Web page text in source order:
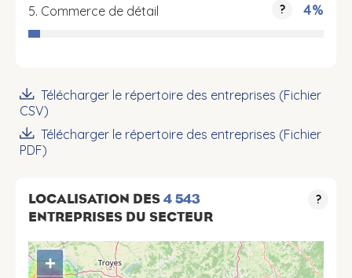
5. Commerce de détail ? 4%
Télécharger le répertoire des entreprises (Fichier
CSV)
Télécharger le répertoire des entreprises (Fichier
PDF)
LOCALISATION DES4 543
ENTREPRISES DU SECTEUR
?
+